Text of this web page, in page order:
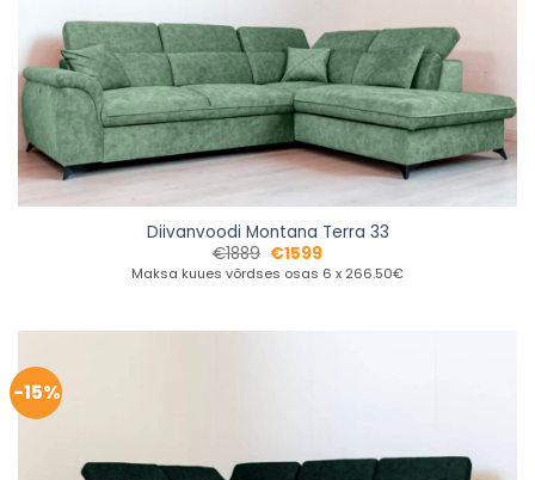
Diivanvoodi Montana Terra 33
€1889 €1599
Maksa kuues võrdses osas 6 x 266.50€
-15%